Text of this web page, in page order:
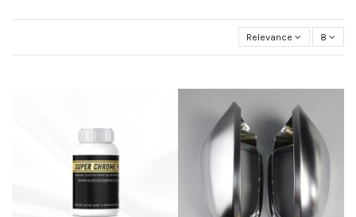
dell'effetto cromato oppure alluminio o acciaio. Grazie al nostro sistema
potrete applicare queste vernici su qualsiasi supporto come legno , ferro,
plastica, metalli e leghe ma anche vetro, ceramica e porcellana, lexan e
molti altri materiali.
Relevance 8